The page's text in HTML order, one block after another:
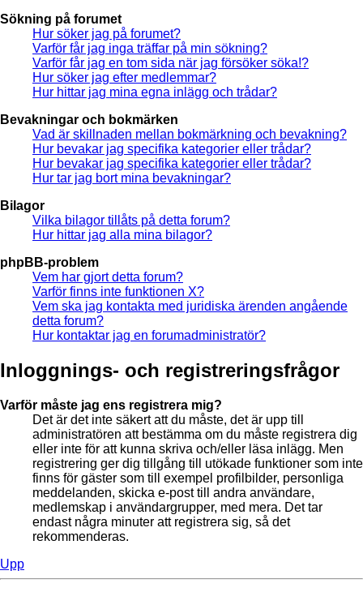
Sökning på forumet
Hur söker jag på forumet?
Varför får jag inga träffar på min sökning?
Varför får jag en tom sida när jag försöker söka!?
Hur söker jag efter medlemmar?
Hur hittar jag mina egna inlägg och trådar?
Bevakningar och bokmärken
Vad är skillnaden mellan bokmärkning och bevakning?
Hur bevakar jag specifika kategorier eller trådar?
Hur bevakar jag specifika kategorier eller trådar?
Hur tar jag bort mina bevakningar?
Bilagor
Vilka bilagor tillåts på detta forum?
Hur hittar jag alla mina bilagor?
phpBB-problem
Vem har gjort detta forum?
Varför finns inte funktionen X?
Vem ska jag kontakta med juridiska ärenden angående
detta forum?
Hur kontaktar jag en forumadministratör?
Inloggnings- och registreringsfrågor
Varför måste jag ens registrera mig?
Det är det inte säkert att du måste, det är upp till
administratören att bestämma om du måste registrera dig
eller inte för att kunna skriva och/eller läsa inlägg. Men
registrering ger dig tillgång till utökade funktioner som inte
finns för gäster som till exempel profilbilder, personliga
meddelanden, skicka e-post till andra användare,
medlemskap i användargrupper, med mera. Det tar
endast några minuter att registrera sig, så det
rekommenderas.
Upp